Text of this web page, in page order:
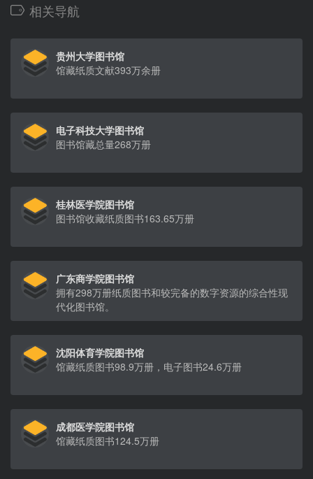
相关导航
贵州大学图书馆
馆藏纸质文献393万余册
电子科技大学图书馆
图书馆藏总量268万册
桂林医学院图书馆
图书馆收藏纸质图书163.65万册
广东商学院图书馆
拥有298万册纸质图书和较完备的数字资源的综合性现
代化图书馆。
沈阳体育学院图书馆
馆藏纸质图书98.9万册，电子图书24.6万册
成都医学院图书馆
馆藏纸质图书124.5万册